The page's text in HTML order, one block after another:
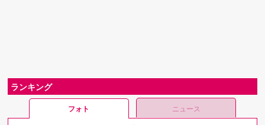
ランキング
フォト ニュース